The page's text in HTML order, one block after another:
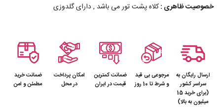
خصوصیت ظاهری :کلاه پشت تور می باشد , دارای گلدوزی
ارسال رایگان به
سراسر کشور
(برای خرید 15
میلیون به بالا)
مرجوعی بی قید
و شرط تا 10 روز
ضمانت کمترین
قیمت در ایران
امکان پرداخت
در محل
ضمانت خرید
مطمئن و امن